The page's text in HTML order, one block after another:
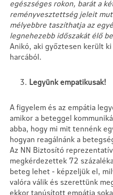
egészséges rokon, barát a
reményvesztettség jeleit
mélyebbre taszíthatja az
legnehezebb időszakát élő
Anikó, aki győztesen került
harcából.
Legyünk empatikusak!
A figyelem és az empátia
amikor a beteggel
abba, hogy mi mit tennénk
hogyan reagálnánk a
Az NN Biztosító
megkérdezettek 72
beteg lehet - képzeljük el,
valóra válik és szerettünk
ekkor tanúsított empátia